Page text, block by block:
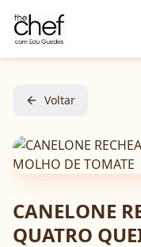
Voltar
CANELONE
QUATRO